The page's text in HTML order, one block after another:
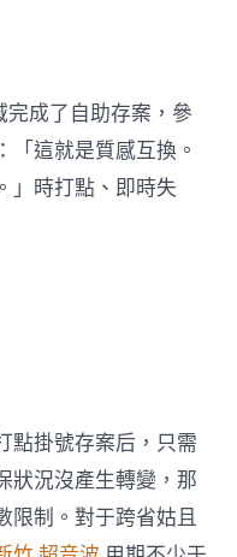
成了自助存案，參
「這就是質感互換。
」時打點、即時失
點掛號存案后，只需
狀況沒產生轉變，那
限制。對于跨省姑且